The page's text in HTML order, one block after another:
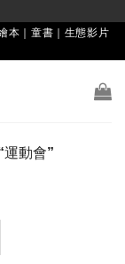
本｜童書｜生態影片
運動會”